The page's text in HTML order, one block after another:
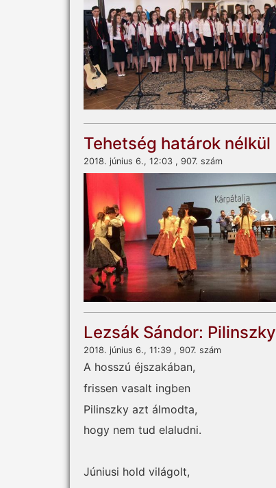
Tehetség határok nélkül
2018. június 6., 12:03 , 907. szám
Lezsák Sándor: Pilinszky
2018. június 6., 11:39 , 907. szám
A hosszú éjszakában,
frissen vasalt ingben
Pilinszky azt álmodta,
hogy nem tud elaludni.
Júniusi hold világolt,